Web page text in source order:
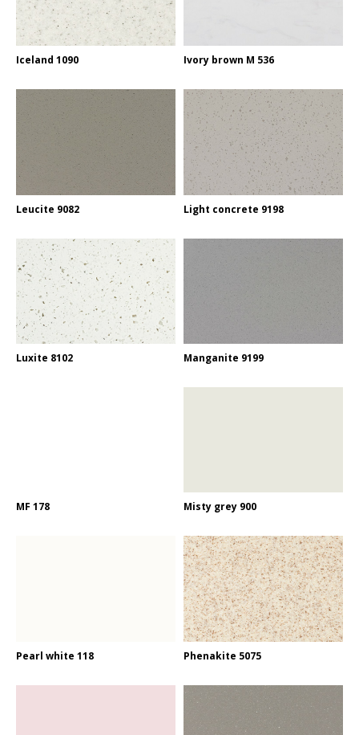
Iceland 1090 Ivory brown M 536
Leucite 9082 Light concrete 9198
Luxite 8102 Manganite 9199
MF 178 Misty grey 900
Pearl white 118 Phenakite 5075